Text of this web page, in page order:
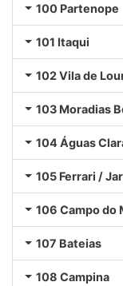
100 Partenope
101 Itaqui
102 Vila de
103 Moradias
104 Águas
105 Ferrari /
106 Campo do
107 Bateias
108 Campina